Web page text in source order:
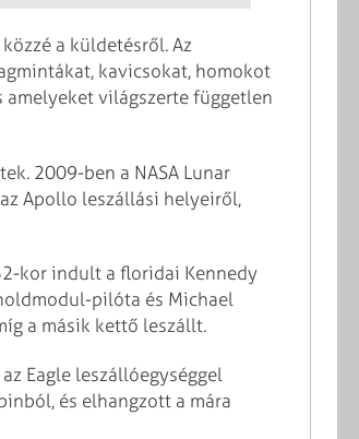
a küldetésről. Az
kavicsokat, homokot
amelyeket világszerte független
2009-ben a NASA Lunar
Apollo leszállási helyeiről,
kor indult a floridai Kennedy
pilóta és Michael
a másik kettő leszállt.
Eagle leszállóegységgel
és elhangzott a mára